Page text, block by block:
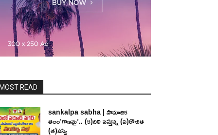
READ
sankalpa sabha | సామాజిక
తెలం‘గాణమై’.. (క)దిలి వస్తున్న (వి)రోచిత
(త)పస్వి